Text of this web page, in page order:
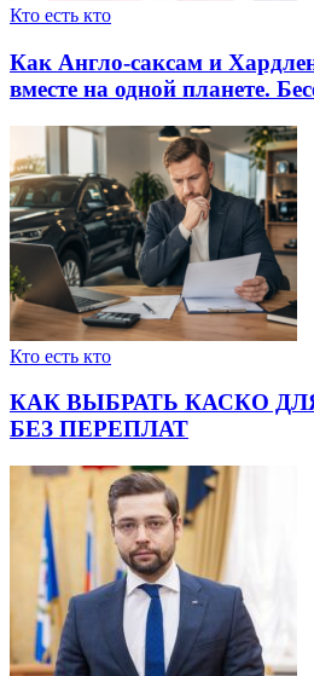
Кто есть кто
Как Англо-саксам и
вместе на одной планете.
Кто есть кто
КАК ВЫБРАТЬ КАСКО
БЕЗ ПЕРЕПЛАТ